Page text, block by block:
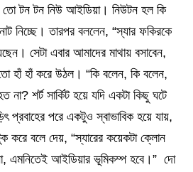
তো টন টন নিউ আইডিয়া। নিউটন হল কি
নিচ্ছে। তারপর বললেন, “স্যার ফকিরকে
সেটা এবার আমাদের মাথায় বসাবেন,
হাঁ হাঁ করে উঠল। “কি বলেন, কি বলেন,
না? শর্ট সার্কিট হয়ে যদি একটা কিছু ঘটে
প্রবাহের পরে একটুও স্বাভাবিক হয়ে যায়,
করে বলে দেয়, “স্যারের কয়েকটা ক্লোন
এমনিতেই আইডিয়ার ভূমিকম্প হবে।” দো